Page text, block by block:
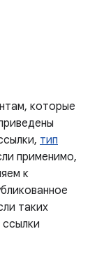
которые
тип
применимо,
к
таких